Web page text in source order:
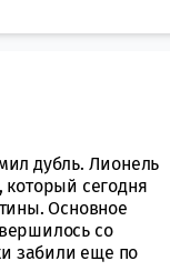
дубль. Лионель
сегодня
Основное
со
забили еще по